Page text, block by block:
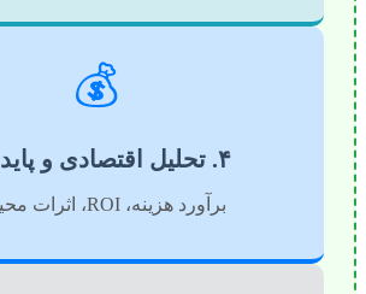
💰
۴. تحلیل اقتصادی و پایداری
برآورد هزینه، ROI، اثرات محیطی